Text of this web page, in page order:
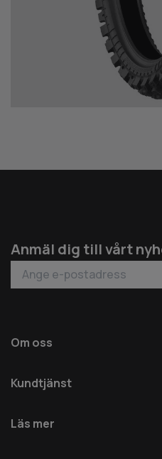
Anmäl dig till vårt
Om oss
Kundtjänst
Läs mer